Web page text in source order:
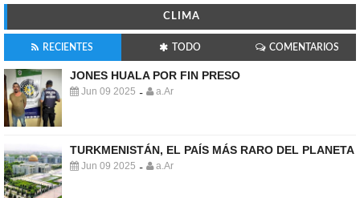
CLIMA
RECIENTES TODO COMENTARIOS
JONES HUALA POR FIN PRESO
Jun 09 2025 - a.Ar
TURKMENISTÁN, EL PAÍS MÁS RARO DEL PLANETA
Jun 09 2025 - a.Ar